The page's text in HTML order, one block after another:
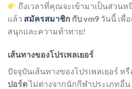
ถึงเวลาที่คุณจะเข้ามาเป็นส่วนห
แล้ว สมัครสมาชิก กับ vm9 วันนี้ เพื่
สนุกและความท้าทาย!
เส้นทางของโปรเพลเยอร์
ปัจจุบันเส้นทางของโปรเพลเยอร์ ห
ปอร์ตไม่ต่างจากนักกีฬาประเภทอื่